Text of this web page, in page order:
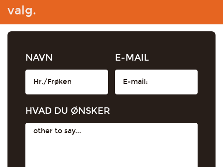
valg.
NAVN E-MAIL
HVAD DU ØNSKER